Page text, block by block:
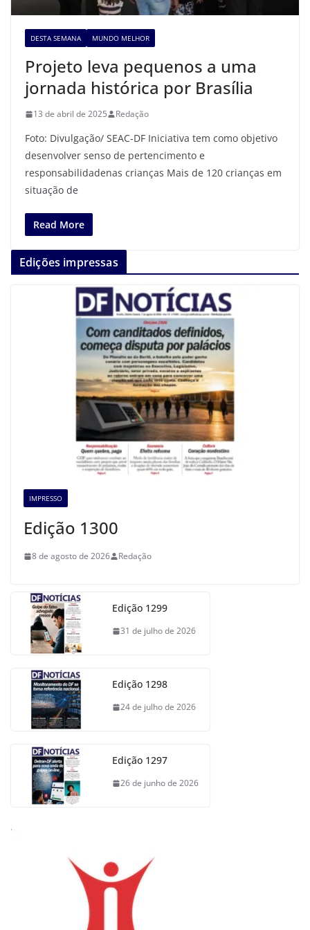
DESTA SEMANA MUNDO MELHOR
Projeto leva pequenos a uma
jornada histórica por Brasília
13 de abril de 2025 Redação
Foto: Divulgação/ SEAC-DF Iniciativa tem como objetivo
desenvolver senso de pertencimento e
responsabilidadenas crianças Mais de 120 crianças em
situação de
Read More
Edições impressas
IMPRESSO
Edição 1300
8 de agosto de 2026 Redação
Edição 1299
31 de julho de 2026
Edição 1298
24 de julho de 2026
Edição 1297
26 de junho de 2026